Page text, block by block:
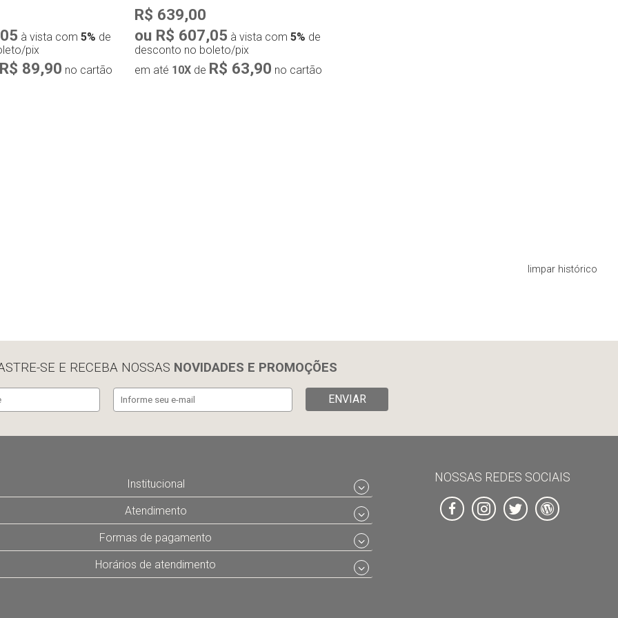
à vista com5% de
pix
R$ 89,90 no cartão
R$ 639,00
ou R$ 607,05 à vista com5% de
desconto no boleto/pix
em até 10X de R$ 63,90 no cartão
limpar histórico
SE E RECEBA NOSSAS NOVIDADES E PROMOÇÕES
ENVIAR
Institucional
Atendimento
Formas de pagamento
Horários de atendimento
NOSSAS REDES SOCIAIS